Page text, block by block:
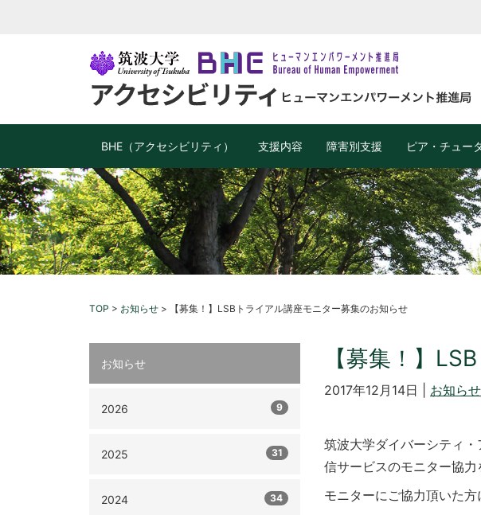
BHE（アクセシビリティ） 支援内容 障害別支援 ピア・チュー
TOP > お知らせ > 【募集！】LSBトライアル講座モニター募集のお知らせ
【募集！】
2017年12月14日 | お知らせ
筑波大学ダイバーシティ
信サービスのモニター協
モニターにご協力頂いた
お知らせ
2026 9
2025 31
2024 34